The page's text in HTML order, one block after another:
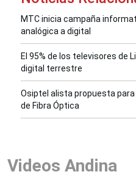
MTC inicia campaña
analógica a digital
El 95% de los televisores de
digital terrestre
Osiptel alista propuesta para
de Fibra Óptica
Videos Andina